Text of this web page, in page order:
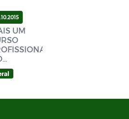
19
sábado
01)UM